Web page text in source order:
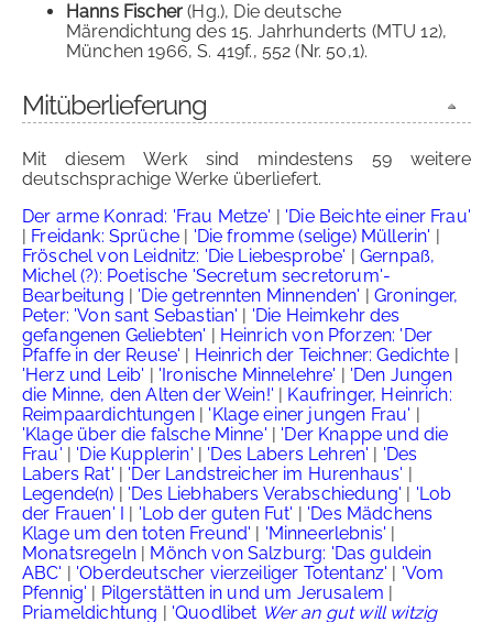
Hanns Fischer(Hg.), Die deutsche
Märendichtung des 15. Jahrhunderts (MTU 12),
München 1966, S. 419f., 552 (Nr. 50,1).
Mitüberlieferung
Mit diesem Werk sind mindestens 59 weitere
deutschsprachige Werke überliefert.
Der arme Konrad: 'Frau Metze' | 'Die Beichte einer Frau'
| Freidank: Sprüche | 'Die fromme (selige) Müllerin' |
Fröschel von Leidnitz: 'Die Liebesprobe' | Gernpaß,
Michel (?): Poetische 'Secretum secretorum'-
Bearbeitung | 'Die getrennten Minnenden' | Groninger,
Peter: 'Von sant Sebastian' | 'Die Heimkehr des
gefangenen Geliebten' | Heinrich von Pforzen: 'Der
Pfaffe in der Reuse' | Heinrich der Teichner: Gedichte |
'Herz und Leib' | 'Ironische Minnelehre' | 'Den Jungen
die Minne, den Alten der Wein!' | Kaufringer, Heinrich:
Reimpaardichtungen| 'Klage einer jungen Frau' |
'Klage über die falsche Minne' | 'Der Knappe und die
Frau' | 'Die Kupplerin' | 'Des Labers Lehren' | 'Des
Labers Rat' | 'Der Landstreicher im Hurenhaus' |
Legende(n) | 'Des Liebhabers Verabschiedung' | 'Lob
der Frauen' I | 'Lob der guten Fut' | 'Des Mädchens
Klage um den toten Freund' | 'Minneerlebnis' |
Monatsregeln| Mönch von Salzburg: 'Das guldein
ABC' | 'Oberdeutscher vierzeiliger Totentanz' | 'Vom
Pfennig' | Pilgerstätten in und um Jerusalem |
Priameldichtung | 'Quodlibet Wer an gut will witzig